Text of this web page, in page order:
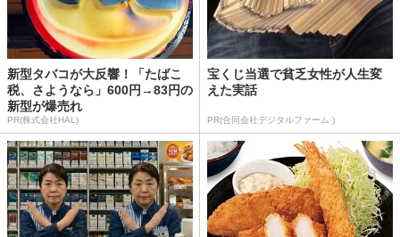
新型タバコが大反響！「たばこ
税、さようなら」600円→83円の
新型が爆売れ
PR(株式会社HAL)
宝くじ当選で貧乏女性が人生変
えた実話
PR(合同会社デジタルファーム )